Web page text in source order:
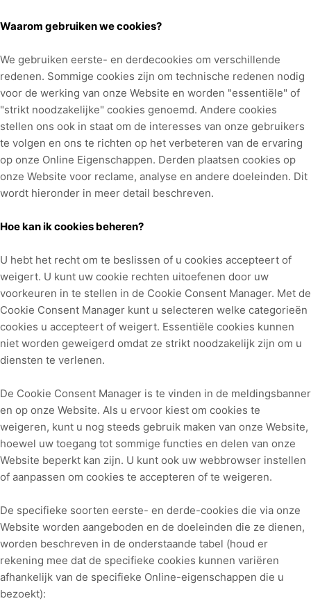
Waarom gebruiken we cookies?
We gebruiken eerste- en derdecookies om verschillende
redenen. Sommige cookies zijn om technische redenen nodig
voor de werking van onze Website en worden "essentiële" of
"strikt noodzakelijke" cookies genoemd. Andere cookies
stellen ons ook in staat om de interesses van onze gebruikers
te volgen en ons te richten op het verbeteren van de ervaring
op onze Online Eigenschappen. Derden plaatsen cookies op
onze Website voor reclame, analyse en andere doeleinden. Dit
wordt hieronder in meer detail beschreven.
Hoe kan ik cookies beheren?
U hebt het recht om te beslissen of u cookies accepteert of
weigert. U kunt uw cookie rechten uitoefenen door uw
voorkeuren in te stellen in de Cookie Consent Manager. Met de
Cookie Consent Manager kunt u selecteren welke categorieën
cookies u accepteert of weigert. Essentiële cookies kunnen
niet worden geweigerd omdat ze strikt noodzakelijk zijn om u
diensten te verlenen.
De Cookie Consent Manager is te vinden in de meldingsbanner
en op onze Website. Als u ervoor kiest om cookies te
weigeren, kunt u nog steeds gebruik maken van onze Website,
hoewel uw toegang tot sommige functies en delen van onze
Website beperkt kan zijn. U kunt ook uw webbrowser instellen
of aanpassen om cookies te accepteren of te weigeren.
De specifieke soorten eerste- en derde-cookies die via onze
Website worden aangeboden en de doeleinden die ze dienen,
worden beschreven in de onderstaande tabel (houd er
rekening mee dat de specifieke cookies kunnen variëren
afhankelijk van de specifieke Online-eigenschappen die u
bezoekt):